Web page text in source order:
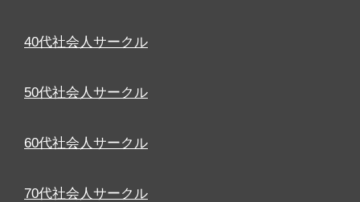
40代社会人サークル
50代社会人サークル
60代社会人サークル
70代社会人サークル